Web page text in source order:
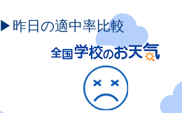
▶昨日の適中率比較